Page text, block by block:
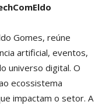
Gomes, reúne
artificial, eventos,
universo digital. O
ecossistema
impactam o setor. A